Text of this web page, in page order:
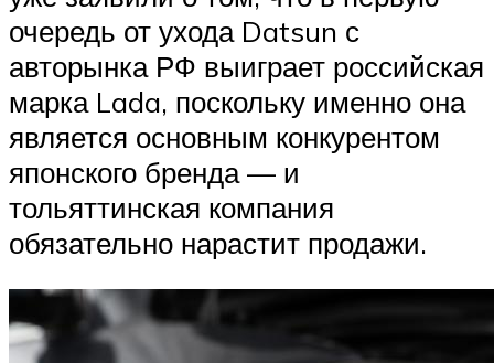
очередь от ухода Datsun с
авторынка РФ выиграет российская
марка Lada, поскольку именно она
является основным конкурентом
японского бренда — и
тольяттинская компания
обязательно нарастит продажи.